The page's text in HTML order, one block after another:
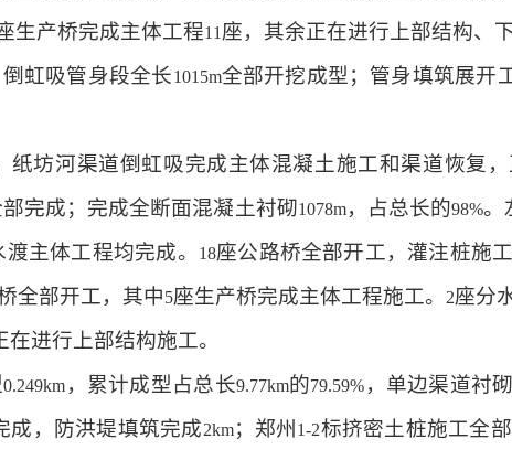
生产桥完成主体工程11 座，其余正在进行上部结构、
虹吸管身段全长1015m全部开挖成型；管身填筑展开
纸坊河渠道倒虹吸完成主体混凝土施工和渠道恢复
完成；完成全断面混凝土衬砌1078m，占总长的98%。
主体工程均完成。
18座公路桥全部开工，灌注桩施
全部开工，其中5座生产桥完成主体工程施工。 2座分
进行上部结构施工。
0.249km ，累计成型占总长9.77km的79.59% ，单边渠道衬
成，防洪堤填筑完成2km；郑州 1-2标挤密土桩施工全